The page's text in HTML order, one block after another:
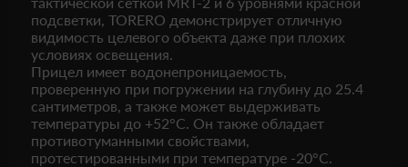
подсветки, TORERO демонстрирует отличную
видимость целевого объекта даже при плохих
условиях освещения.
Прицел имеет водонепроницаемость,
проверенную при погружении на глубину до 25.4
сантиметров, а также может выдерживать
температуры до +52°C. Он также обладает
противотуманными свойствами,
протестированными при температуре -20°C.